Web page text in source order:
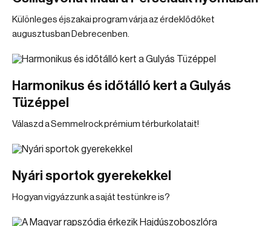
Különleges éjszakai program várja az érdeklődőket
augusztusban Debrecenben.
Harmonikus és időtálló kert a Gulyás
Tüzéppel
Válaszd a Semmelrock prémium térburkolatait!
Nyári sportok gyerekekkel
Hogyan vigyázzunk a saját testünkre is?